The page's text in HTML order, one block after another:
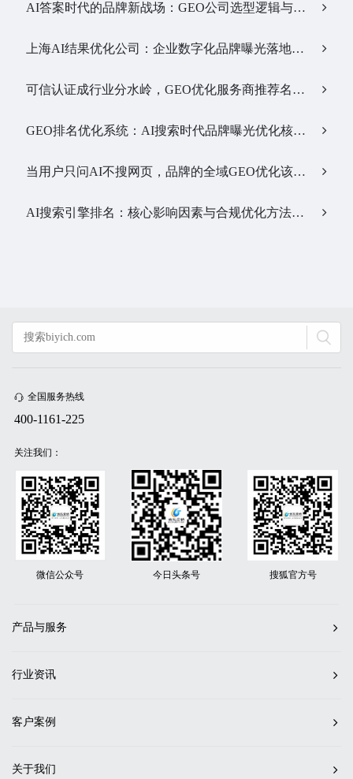
AI答案时代的品牌新战场：GEO公司选型逻辑与实战观察…
上海AI结果优化公司：企业数字化品牌曝光落地全解析…
可信认证成行业分水岭，GEO优化服务商推荐名单有了新答案…
GEO排名优化系统：AI搜索时代品牌曝光优化核心工具…
当用户只问AI不搜网页，品牌的全域GEO优化该交给谁？…
AI搜索引擎排名：核心影响因素与合规优化方法…
全国服务热线
400-1161-225
关注我们：
微信公众号 今日头条号 搜狐官方号
产品与服务
行业资讯
客户案例
关于我们